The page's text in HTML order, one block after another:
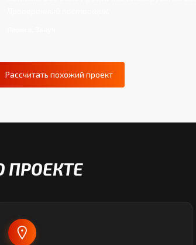
Рассчитать похожий проект
ПРОЕКТЕ